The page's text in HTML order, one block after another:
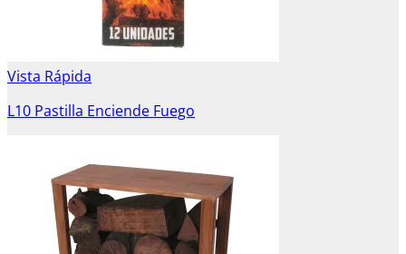
Vista Rápida
L10 Pastilla Enciende Fuego